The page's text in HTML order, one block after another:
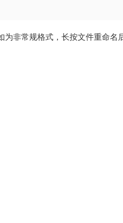
非常规格式，长按文件重命名